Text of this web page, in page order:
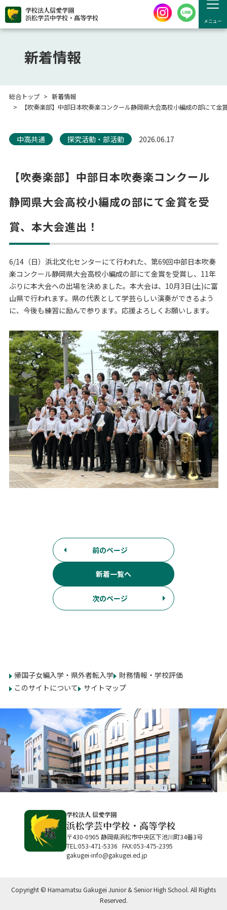
学校法人信愛学園
浜松学芸中学校・高等学校
メニュー
新着情報
総合トップ
新着情報
【吹奏楽部】中部日本吹奏楽コンクール静岡県大会高校小編成の部にて金
中高共通 探究活動・部活動 2026.06.17
【吹奏楽部】中部日本吹奏楽コンクール
静岡県大会高校小編成の部にて金賞を受
賞、本大会進出！
6/14（日）浜北文化センターにて行われた、 第69回中部日本吹奏
楽コンクール静岡県大会高校小編成の部にて金賞を受賞し、11年
ぶりに本大会への出場を決めました。本大会は、10月3日(土)に富
山県で行われます。県の代表として学芸らしい演奏ができるよう
に、今後も練習に励んで参ります。応援よろしくお願いします。
前のページ
新着一覧へ
次のページ
帰国子女編入学・県外者転入学
財務情報・学校評価
このサイトについて
サイトマップ
学校法人 信愛学園
浜松学芸中学校・高等学校
〒430-0905 静岡県浜松市中央区下池川町34番3号
TEL:053-471-5336 FAX:053-475-2395
gakugei-info@gakugei.ed.jp
Copyright © Hamamatsu Gakugei Junior & Senior High School. All Rights
Reserved.